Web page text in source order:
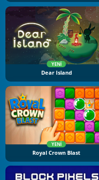
YENI
Dear Island
YENI
Royal Crown Blast